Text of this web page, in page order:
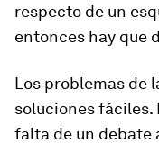
respecto de un
entonces hay que
Los problemas de
soluciones fáciles.
falta de un debate